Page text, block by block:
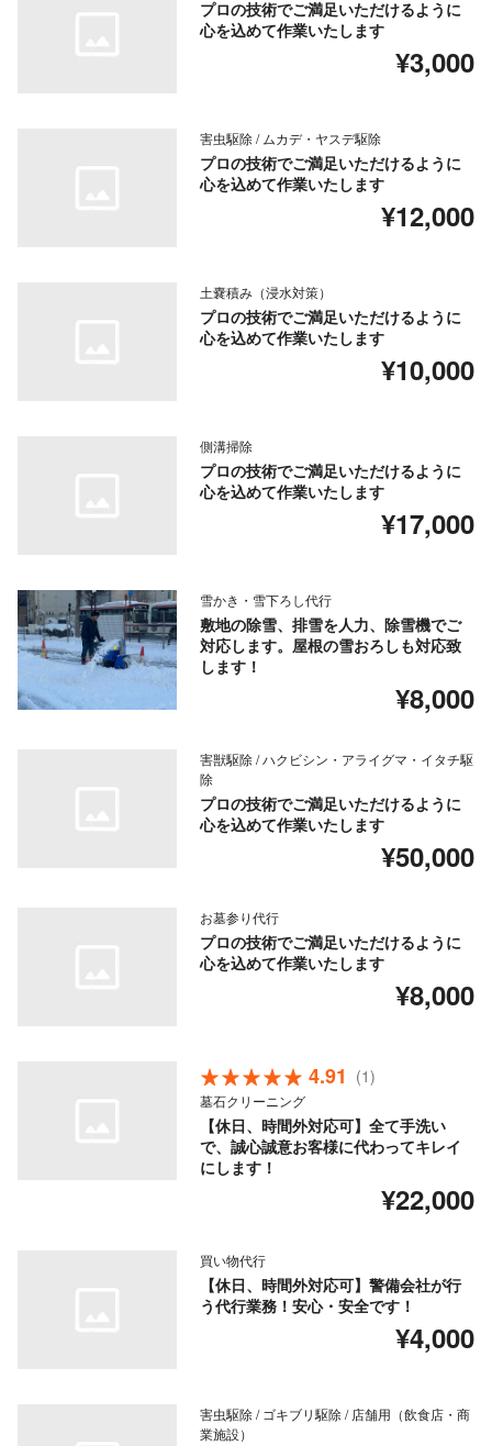
プロの技術でご満足いただけるように
心を込めて作業いたします
¥3,000
害虫駆除 / ムカデ・ヤスデ駆除
プロの技術でご満足いただけるように
心を込めて作業いたします
¥12,000
土嚢積み（浸水対策）
プロの技術でご満足いただけるように
心を込めて作業いたします
¥10,000
側溝掃除
プロの技術でご満足いただけるように
心を込めて作業いたします
¥17,000
雪かき・雪下ろし代行
敷地の除雪、排雪を人力、除雪機でご
対応します。屋根の雪おろしも対応致
します！
¥8,000
害獣駆除 / ハクビシン・アライグマ・イタチ駆
除
プロの技術でご満足いただけるように
心を込めて作業いたします
¥50,000
お墓参り代行
プロの技術でご満足いただけるように
心を込めて作業いたします
¥8,000
4.91 (1)
墓石クリーニング
【休日、時間外対応可】全て手洗い
で、誠心誠意お客様に代わってキレイ
にします！
¥22,000
買い物代行
【休日、時間外対応可】警備会社が行
う代行業務！安心・安全です！
¥4,000
害虫駆除 / ゴキブリ駆除 / 店舗用（飲食店・商
業施設）